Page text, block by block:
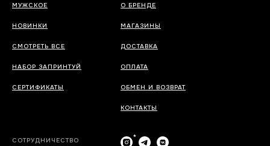
МУЖСКОЕ
НОВИНКИ
СМОТРЕТЬ ВСЕ
НАБОР ЗАПРИНТУЙ
СЕРТИФИКАТЫ
О БРЕНДЕ
МАГАЗИНЫ
ДОСТАВКА
ОПЛАТА
ОБМЕН И ВОЗВРАТ
КОНТАКТЫ
СОТРУДНИЧЕСТВО *